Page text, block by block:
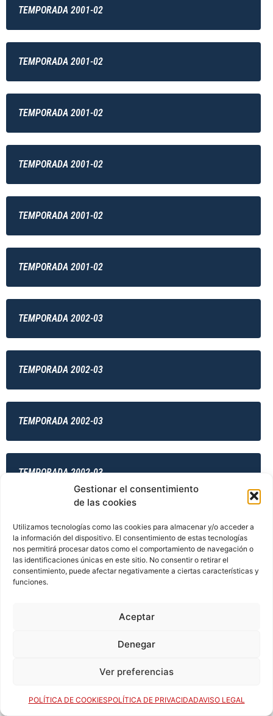
Gestionar el consentimiento
de las cookies
Utilizamos tecnologías como las cookies para almacenar y/o acceder a
la información del dispositivo. El consentimiento de estas tecnologías
nos permitirá procesar datos como el comportamiento de navegación o
las identificaciones únicas en este sitio. No consentir o retirar el
consentimiento, puede afectar negativamente a ciertas características y
funciones.
Aceptar
Denegar
Ver preferencias
POLÍTICA DE COOKIESPOLÍTICA DE PRIVACIDADAVISO LEGAL
TEMPORADA 2001-02
TEMPORADA 2001-02
TEMPORADA 2001-02
TEMPORADA 2001-02
TEMPORADA 2001-02
TEMPORADA 2001-02
TEMPORADA 2002-03
TEMPORADA 2002-03
TEMPORADA 2002-03
TEMPORADA 2002-03
TEMPORADA 2003-04
TEMPORADA 2003-04
TEMPORADA 2003-04